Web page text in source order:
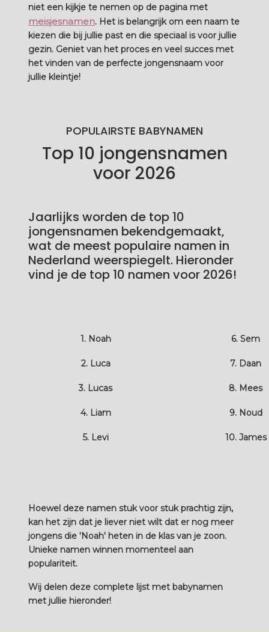
niet een kijkje te nemen op de pagina met
meisjesnamen. Het is belangrijk om een naam te
kiezen die bij jullie past en die speciaal is voor jullie
gezin. Geniet van het proces en veel succes met
het vinden van de perfecte jongensnaam voor
jullie kleintje!
POPULAIRSTE BABYNAMEN
Top 10 jongensnamen
voor 2026
Jaarlijks worden de top 10
jongensnamen bekendgemaakt,
wat de meest populaire namen in
Nederland weerspiegelt. Hieronder
vind je de top 10 namen voor 2026!
1. Noah 6. Sem
2. Luca 7. Daan
3. Lucas 8. Mees
4. Liam 9. Noud
5. Levi 10. James
Hoewel deze namen stuk voor stuk prachtig zijn,
kan het zijn dat je liever niet wilt dat er nog meer
jongens die 'Noah' heten in de klas van je zoon.
Unieke namen winnen momenteel aan
populariteit.
Wij delen deze complete lijst met babynamen
met jullie hieronder!